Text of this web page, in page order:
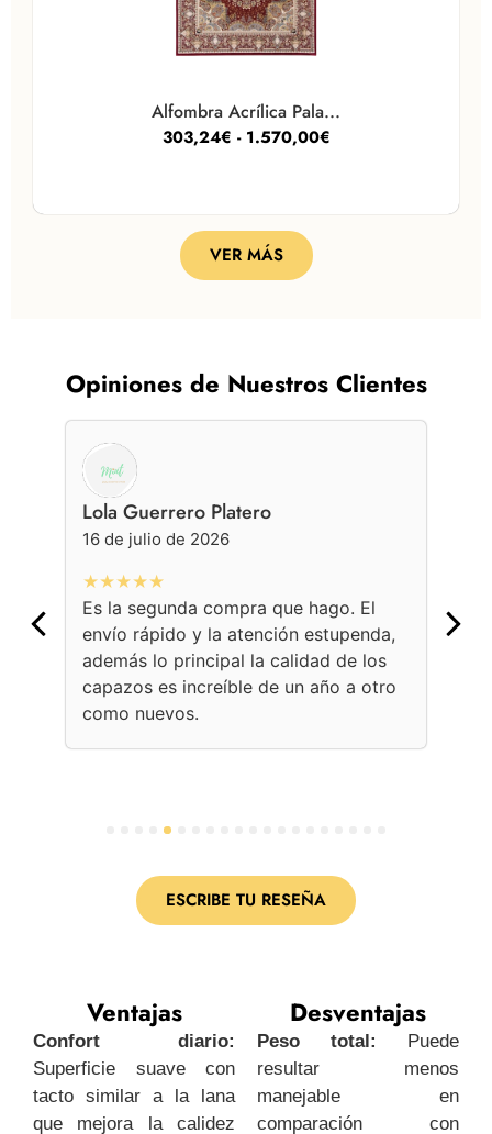
Alfombra Acrílica Pala...
303,24€ - 1.570,00€
VER MÁS
Opiniones de Nuestros Clientes
Lola Guerrero Platero
16 de julio de 2026
★★★★★
Es la segunda compra que hago. El
envío rápido y la atención estupenda,
además lo principal la calidad de los
capazos es increíble de un año a otro
como nuevos.
9
ESCRIBE TU RESEÑA
Ventajas
Confort diario:
Superficie suave con
tacto similar a la lana
que mejora la calidez
Desventajas
Peso total:
Puede
resultar menos
manejable en
comparación con